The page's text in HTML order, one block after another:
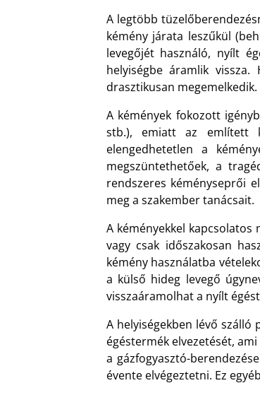
A legtöbb
kémény járata leszűkül
levegőjét használó, nyílt
helyiségbe áramlik
drasztikusan megemelkedik.
A kémények fokozott
stb.), emiatt az említett
elengedhetetlen a
megszüntethetőek, a
rendszeres kéményseprői
meg a szakember tanácsait.
A kéményekkel
vagy csak időszakosan
kémény használatba
a külső hideg levegő
visszaáramolhat a nyílt
A helyiségekben lévő
égéstermék elvezetését,
a gázfogyasztó-
évente elvégeztetni. Ez